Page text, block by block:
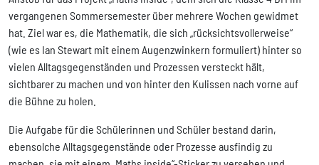
vergangenen Sommersemester über mehrere Wochen gewidmet
hat. Ziel war es, die Mathematik, die sich „rücksichtsvollerweise“
(wie es Ian Stewart mit einem Augenzwinkern formuliert) hinter so
vielen Alltagsgegenständen und Prozessen versteckt hält,
sichtbarer zu machen und von hinter den Kulissen nach vorne auf
die Bühne zu holen.
Die Aufgabe für die Schülerinnen und Schüler bestand darin,
ebensolche Alltagsgegenstände oder Prozesse ausfindig zu